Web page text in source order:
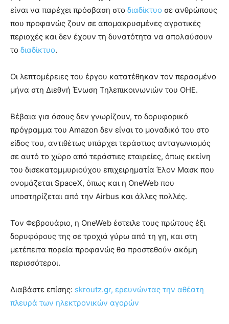
είναι να παρέχει πρόσβαση στο διαδίκτυο σε ανθρώπους
που προφανώς ζουν σε απομακρυσμένες αγροτικές
περιοχές και δεν έχουν τη δυνατότητα να απολαύσουν
το διαδίκτυο.
Οι λεπτομέρειες του έργου κατατέθηκαν τον περασμένο
μήνα στη Διεθνή Ένωση Τηλεπικοινωνιών του ΟΗΕ.
Βέβαια για όσους δεν γνωρίζουν, το δορυφορικό
πρόγραμμα του Amazon δεν είναι το μοναδικό του στο
είδος του, αντιθέτως υπάρχει τεράστιος ανταγωνισμός
σε αυτό το χώρο από τεράστιες εταιρείες, όπως εκείνη
του δισεκατομμυριούχου επιχειρηματία Έλον Μασκ που
ονομάζεται SpaceX, όπως και η OneWeb που
υποστηρίζεται από την Airbus και άλλες πολλές.
Τον Φεβρουάριο, η OneWeb έστειλε τους πρώτους έξι
δορυφόρους της σε τροχιά γύρω από τη γη, και στη
μετέπειτα πορεία προφανώς θα προστεθούν ακόμη
περισσότεροι.
Διαβάστε επίσης: skroutz.gr, ερευνώντας την αθέατη
πλευρά των ηλεκτρονικών αγορών